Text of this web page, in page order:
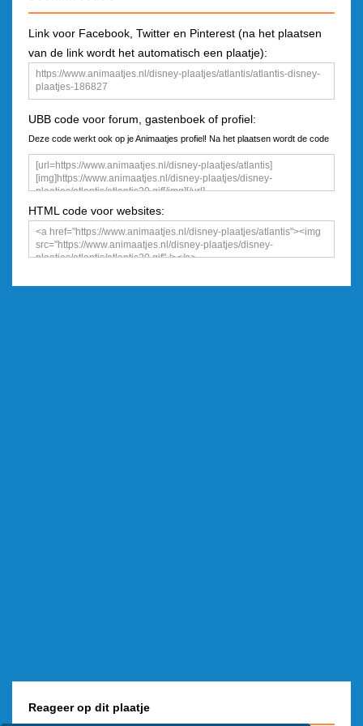
Link voor Facebook, Twitter en Pinterest (na het plaatsen
van de link wordt het automatisch een plaatje):
UBB code voor forum, gastenboek of profiel:
Deze code werkt ook op je Animaatjes profiel! Na het plaatsen wordt de code
een plaatje
HTML code voor websites:
Reageer op dit plaatje